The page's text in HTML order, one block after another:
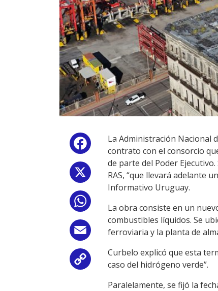
Facebook
WhatsApp
Email
Copy
Link
La Administración Nacional
contrato con el consorcio
de parte del Poder
RAS, “que llevará adelante
Informativo Uruguay.
La obra consiste en un
combustibles líquidos. Se
ferroviaria y la planta de
Curbelo explicó que esta
caso del hidrógeno verde”.
Paralelamente, se fijó la